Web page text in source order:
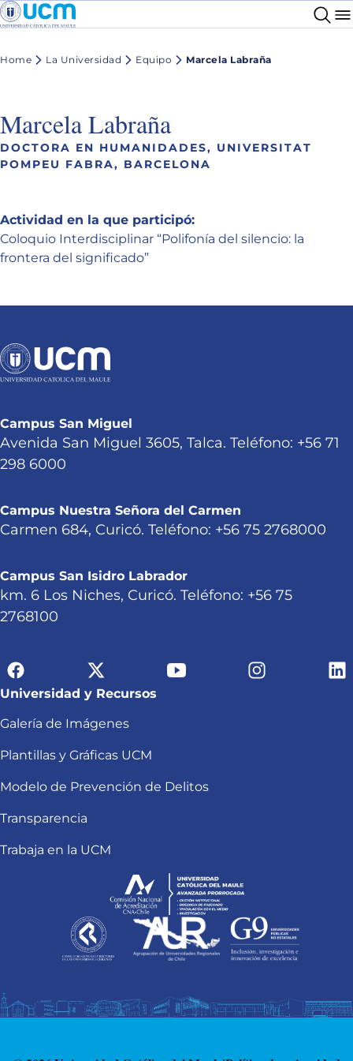
Home La Universidad Equipo Marcela Labraña
Marcela Labraña
DOCTORA EN HUMANIDADES, UNIVERSITAT
POMPEU FABRA, BARCELONA
Actividad en la que participó:
Coloquio Interdisciplinar “Polifonía del silencio: la
frontera del significado”
Campus San Miguel
Avenida San Miguel 3605, Talca. Teléfono: +56 71
298 6000
Campus Nuestra Señora del Carmen
Carmen 684, Curicó. Teléfono: +56 75 2768000
Campus San Isidro Labrador
km. 6 Los Niches, Curicó. Teléfono: +56 75
2768100
Universidad y Recursos
Galería de Imágenes
Plantillas y Gráficas UCM
Modelo de Prevención de Delitos
Transparencia
Trabaja en la UCM